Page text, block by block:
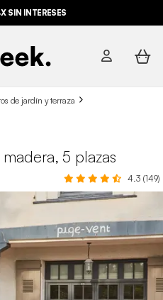
SIN INTERESES
de jardín y terraza
5 plazas
4.3 (149)